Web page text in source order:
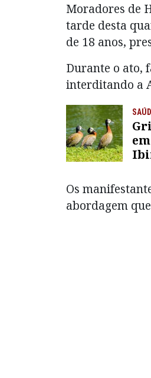
Moradores de
tarde desta
de 18 anos,
Durante o ato,
interditando a
Os
abordagem